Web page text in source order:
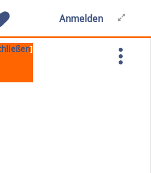
Anmelden
]